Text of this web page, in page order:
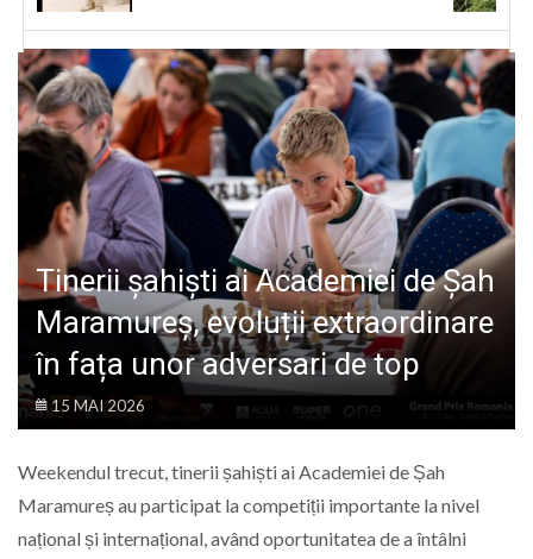
SANATATE
SPORT
SPECIAL
POLITIC
LIFE
Tinerii șahiști ai Academiei de Șah
Maramureș, evoluții extraordinare
în fața unor adversari de top
15 MAI 2026
Weekendul trecut, tinerii șahiști ai Academiei de Șah
Maramureș au participat la competiții importante la nivel
național și internațional, având oportunitatea de a întâlni